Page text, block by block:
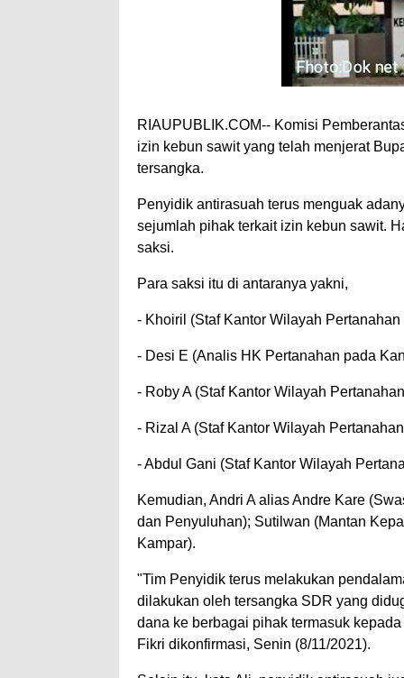
RIAUPUBLIK.COM-- Komisi
izin kebun sawit yang telah menjerat
tersangka.
Penyidik antirasuah terus menguak
sejumlah pihak terkait izin kebun sawit.
saksi.
Para saksi itu di antaranya yakni,
- Khoiril (Staf Kantor Wilayah
- Desi E (Analis HK Pertanahan pada
- Roby A (Staf Kantor Wilayah
- Rizal A (Staf Kantor Wilayah
- Abdul Gani (Staf Kantor Wilayah
Kemudian, Andri A alias Andre Kare
dan Penyuluhan); Sutilwan (Mantan
Kampar).
"Tim Penyidik terus melakukan
dilakukan oleh tersangka SDR yang
dana ke berbagai pihak termasuk
Fikri dikonfirmasi, Senin (8/11/2021).